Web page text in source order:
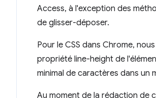
Access, à l'exception des
de glisser-déposer.
Pour le CSS dans Chrome,
propriété line-height de
minimal de caractères dans un
Au moment de la rédaction de